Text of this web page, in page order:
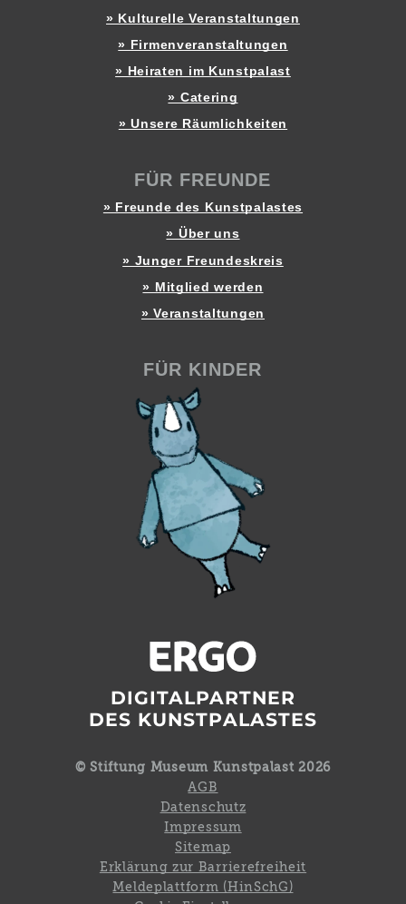
» Kulturelle Veranstaltungen
» Firmenveranstaltungen
» Heiraten im Kunstpalast
» Catering
» Unsere Räumlichkeiten
FÜR FREUNDE
» Freunde des Kunstpalastes
» Über uns
» Junger Freundeskreis
» Mitglied werden
» Veranstaltungen
FÜR KINDER
DIGITALPARTNER
DES KUNSTPALASTES
© Stiftung Museum Kunstpalast 2026
AGB
Datenschutz
Impressum
Sitemap
Erklärung zur Barrierefreiheit
Meldeplattform (HinSchG)